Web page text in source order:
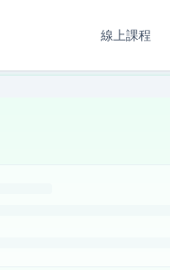
線上課程